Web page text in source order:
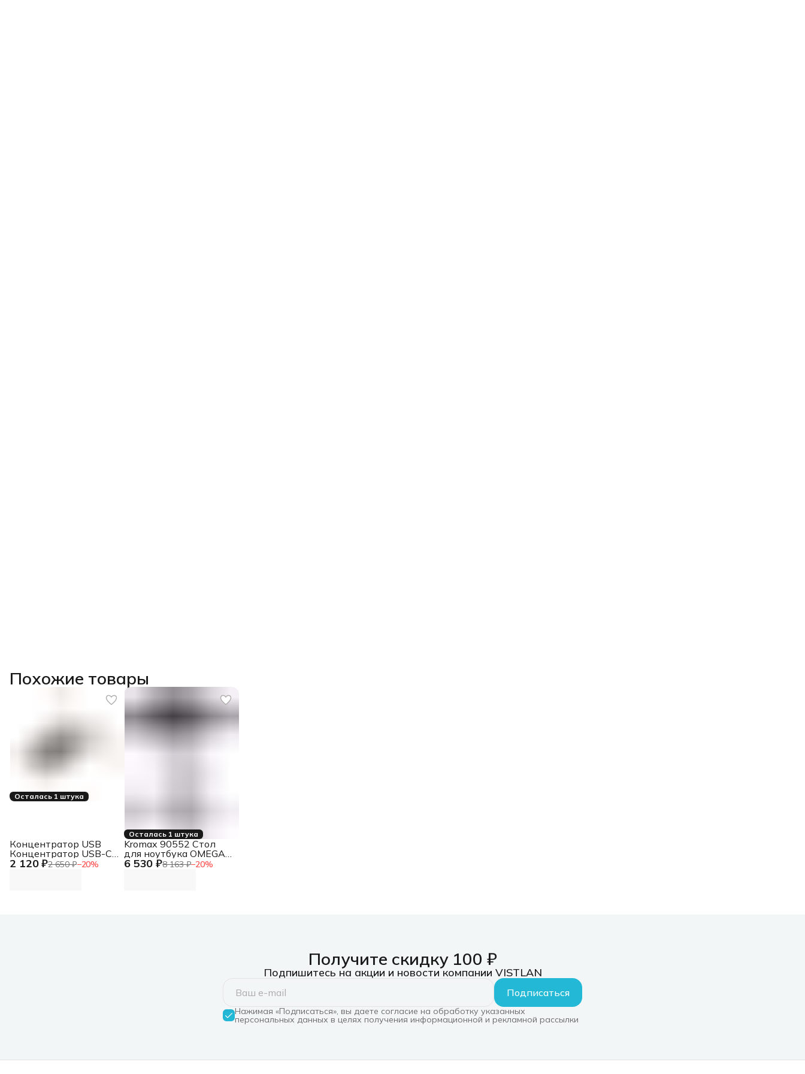
Похожие товары
Осталась 1 штука
2 120 ₽2 650 ₽−20%
Концентратор USB
Концентратор USB-C,
2xUSB 3.0, 2xUSB-C
Осталась 1 штука
6 530 ₽8 163 ₽−20%
Kromax 90552 Стол
для ноутбука OMEGA-
10 черный (90552)
Получите скидку 100 ₽
Подпишитесь на акции и новости компании VISTLAN
Подписаться
Нажимая «Подписаться», вы даете согласие на обработку указанных
персональных данных в целях получения информационной и рекламной рассылки